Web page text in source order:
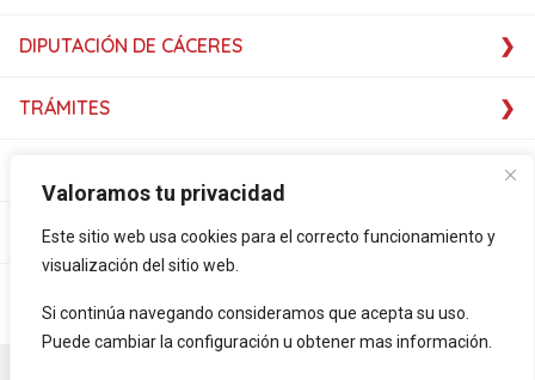
Valoramos tu privacidad
Este sitio web usa cookies para el correcto funcionamiento y
visualización del sitio web.
Si continúa navegando consideramos que acepta su uso.
Puede cambiar la configuración u obtener mas información.
DIPUTACIÓN DE CÁCERES
TRÁMITES
SERVICIOS